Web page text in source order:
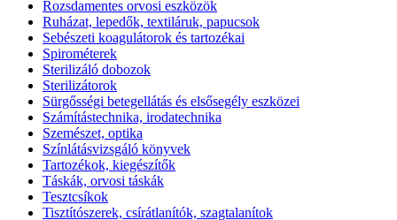
Rozsdamentes orvosi eszközök
Ruházat, lepedők, textiláruk, papucsok
Sebészeti koagulátorok és tartozékai
Spirométerek
Sterilizáló dobozok
Sterilizátorok
Sürgősségi betegellátás és elsősegély eszközei
Számítástechnika, irodatechnika
Szemészet, optika
Színlátásvizsgáló könyvek
Tartozékok, kiegészítők
Táskák, orvosi táskák
Tesztcsíkok
Tisztítószerek, csírátlanítók, szagtalanítok